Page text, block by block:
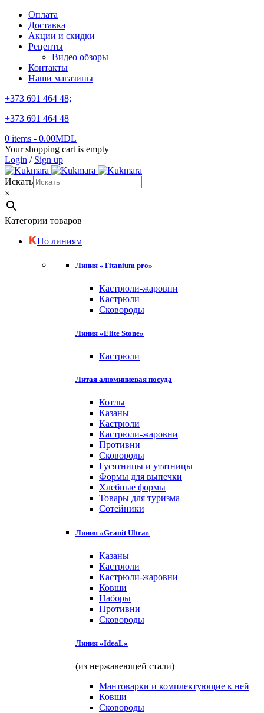
Оплата
Доставка
Акции и скидки
Рецепты
Видео обзоры
Контакты
Наши магазины
+373 691 464 48;
+373 691 464 48
0 items - 0.00MDL
Your shopping cart is empty
Login / Sign up
Искать
×
Категории товаров
По линиям
Линия «Titanium pro»
Кастрюли-жаровни
Кастрюли
Сковороды
Линия «Elite Stone»
Кастрюли
Литая алюминиевая посуда
Котлы
Казаны
Кастрюли
Кастрюли-жаровни
Противни
Сковороды
Гусятницы и утятницы
Формы для выпечки
Хлебные формы
Товары для туризма
Сотейники
Линия «Granit Ultra»
Казаны
Кастрюли
Кастрюли-жаровни
Ковши
Наборы
Противни
Сковороды
Линия «IdeaL»
(из нержавеющей стали)
Мантоварки и комплектующие к ней
Ковши
Сковороды